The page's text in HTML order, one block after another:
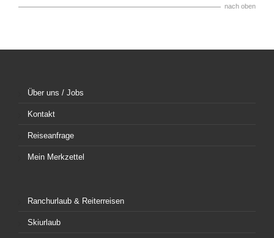
nach oben
Über uns / Jobs
Kontakt
Reiseanfrage
Mein Merkzettel
Ranchurlaub & Reiterreisen
Skiurlaub